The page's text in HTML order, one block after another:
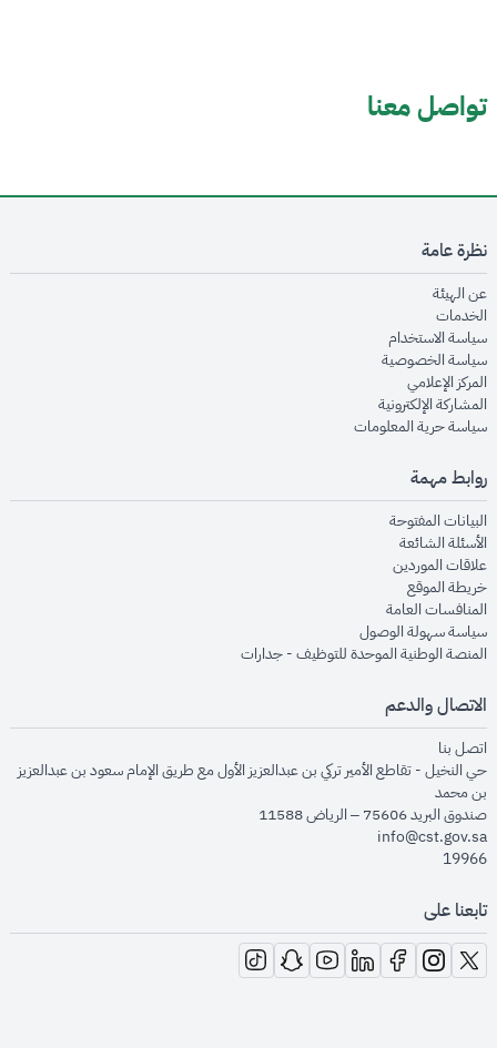
تواصل معنا
نظرة عامة
عن الهيئةopens in new window
الخدماتopens in new window
سياسة الاستخدام
سياسة الخصوصيةopens in new window
المركز الإعلاميopens in new window
المشاركة الإلكترونيةopens in new window
سياسة حرية المعلوماتopens in new window
روابط مهمة
البيانات المفتوحةopens in new window
الأسئلة الشائعةopens in new window
علاقات الموردينopens in new window
خريطة الموقعopens in new window
المنافسات العامةopens in new window
سياسة سهولة الوصولopens in new window
المنصة الوطنية الموحدة للتوظيف - جداراتopens in new window
الاتصال والدعم
اتصل بنا
حي النخيل - تقاطع الأمير تركي بن عبدالعزيز الأول مع طريق الإمام سعود بن عبدالعزيز
بن محمد
صندوق البريد 75606 – الرياض 11588
info@cst.gov.sa
19966
تابعنا على
opens in new window
opens in new window
opens in new window
opens in new window
opens in new window
opens in new window
opens in new window